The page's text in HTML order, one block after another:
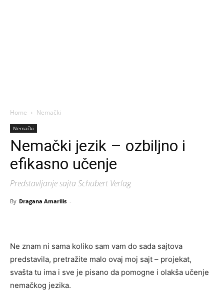
Home Nemački
Nemački
Nemački jezik – ozbiljno i
efikasno učenje
Predstavljanje sajta Schubert Verlag
By Dragana Amarilis -
Ne znam ni sama koliko sam vam do sada sajtova
predstavila, pretražite malo ovaj moj sajt – projekat,
svašta tu ima i sve je pisano da pomogne i olakša učenje
nemačkog jezika.